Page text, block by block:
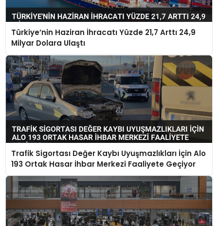
Türkiye’nin Haziran İhracatı Yüzde 21,7 Arttı 24,9
Milyar Dolara Ulaştı
Trafik Sigortası Değer Kaybı Uyuşmazlıkları İçin Alo
193 Ortak Hasar İhbar Merkezi Faaliyete Geçiyor